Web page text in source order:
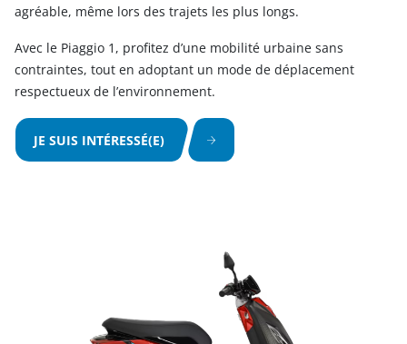
agréable, même lors des trajets les plus longs.
Avec le Piaggio 1, profitez d’une mobilité urbaine sans
contraintes, tout en adoptant un mode de déplacement
respectueux de l’environnement.
JE SUIS INTÉRESSÉ(E)